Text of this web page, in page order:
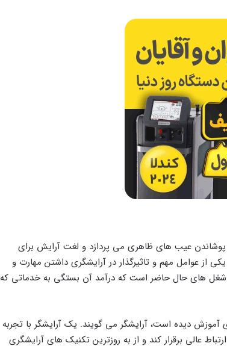
پوشاندن عیب های ظاهری می پردازد و لغت آرایش برای
از عوامل مهم و تاثیرگذار در آرایشگری داشتن مهارت و
شغل های حال حاضر است که درآمد آن بستگی به خدماتی که
دیده است، آرایشگر می گویند. یک آرایشگر با تجربه
عالی برقرار کند و از به روزترین تکنیک های آرایشگری